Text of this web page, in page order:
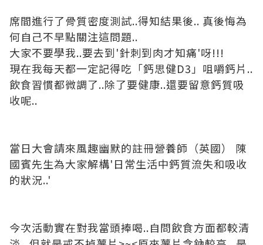
席間進行了骨質密度測試..得知結果後.. 真後悔為
何自己不早點關注這問題..
大家不要學我..要去到'針刺到肉才知痛'呀!!!
現在我每天都一定記得吃「鈣思健D3」咀嚼鈣片..
飲食習慣都微調了..除了要健康..還要留意鈣質吸
收呢..
當日大會請來風趣幽默的註冊營養師（英國） 陳
國賓先生為大家解構'日常生活中鈣質流失和吸收
的狀況..'
今次活動實在對我當頭捧喝..自問飲食方面都較清